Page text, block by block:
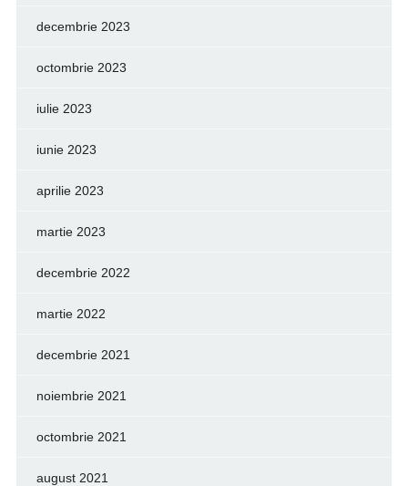
decembrie 2023
octombrie 2023
iulie 2023
iunie 2023
aprilie 2023
martie 2023
decembrie 2022
martie 2022
decembrie 2021
noiembrie 2021
octombrie 2021
august 2021